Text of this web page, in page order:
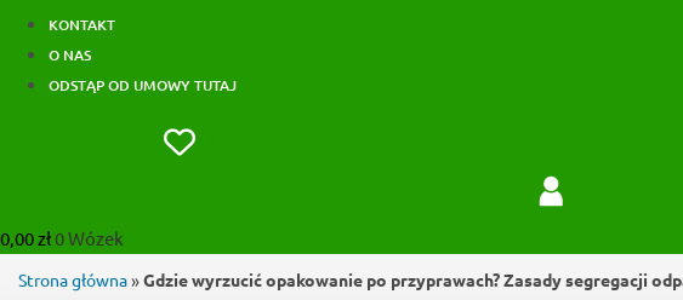
KONTAKT
O NAS
ODSTĄP OD UMOWY TUTAJ
0,00zł0Wózek
Strona główna»Gdzie wyrzucić opakowanie po przyprawach? Zasady segregacji